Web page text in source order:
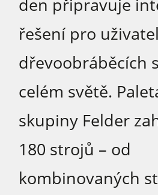
den připravuje
řešení pro
dřevoobráběcích
celém světě.
skupiny Felder
180 strojů – od
kombinovaných